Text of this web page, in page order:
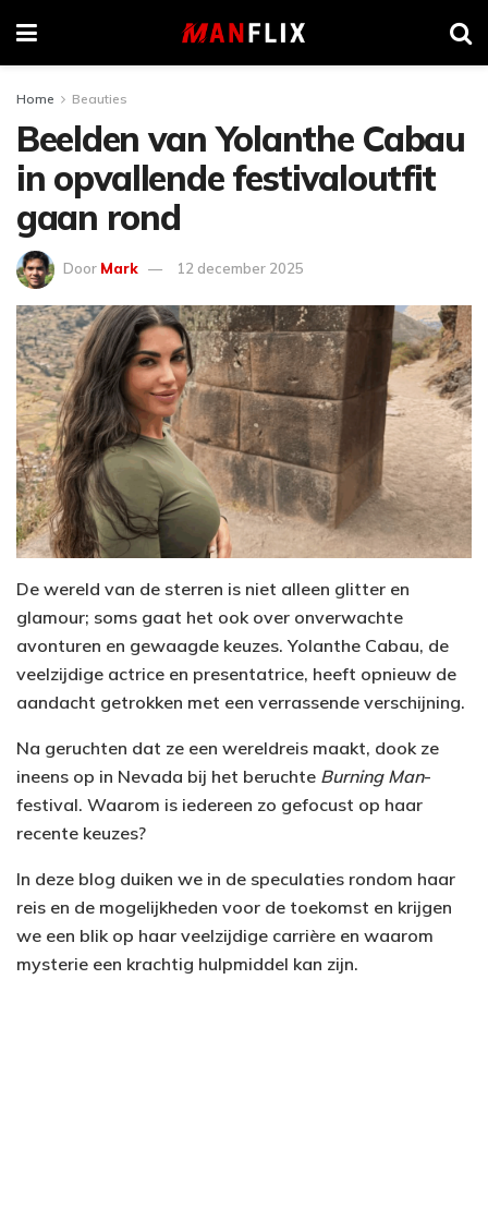
Home Beauties
Beelden van Yolanthe Cabau
in opvallende festivaloutfit
gaan rond
Door Mark 12 december 2025
De wereld van de sterren is niet alleen glitter en
glamour; soms gaat het ook over onverwachte
avonturen en gewaagde keuzes. Yolanthe Cabau, de
veelzijdige actrice en presentatrice, heeft opnieuw de
aandacht getrokken met een verrassende verschijning.
Na geruchten dat ze een wereldreis maakt, dook ze
ineens op in Nevada bij het beruchte Burning Man-
festival. Waarom is iedereen zo gefocust op haar
recente keuzes?
In deze blog duiken we in de speculaties rondom haar
reis en de mogelijkheden voor de toekomst en krijgen
we een blik op haar veelzijdige carrière en waarom
mysterie een krachtig hulpmiddel kan zijn.